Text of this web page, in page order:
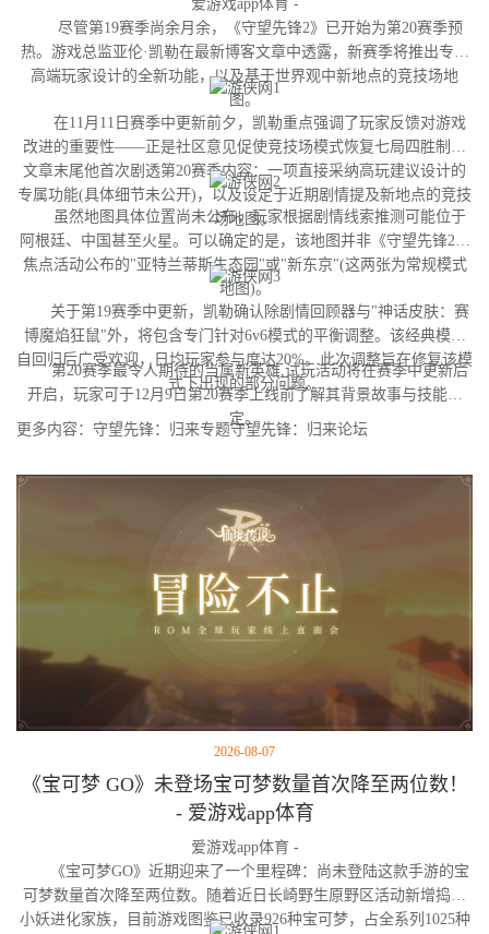
爱游戏app体育 -
尽管第19赛季尚余月余，《守望先锋2》已开始为第20赛季预
热。游戏总监亚伦·凯勒在最新博客文章中透露，新赛季将推出专为
高端玩家设计的全新功能，以及基于世界观中新地点的竞技场地
图。
在11月11日赛季中更新前夕，凯勒重点强调了玩家反馈对游戏
改进的重要性——正是社区意见促使竞技场模式恢复七局四胜制。
文章末尾他首次剧透第20赛季内容：一项直接采纳高玩建议设计的
专属功能(具体细节未公开)，以及设定于近期剧情提及新地点的竞技
场地图。
虽然地图具体位置尚未公布，玩家根据剧情线索推测可能位于
阿根廷、中国甚至火星。可以确定的是，该地图并非《守望先锋2》
焦点活动公布的"亚特兰蒂斯生态园"或"新东京"(这两张为常规模式
地图)。
关于第19赛季中更新，凯勒确认除剧情回顾器与"神话皮肤：赛
博魔焰狂鼠"外，将包含专门针对6v6模式的平衡调整。该经典模式
自回归后广受欢迎，日均玩家参与度达20%。此次调整旨在修复该模
式下出现的部分问题。
第20赛季最令人期待的当属新英雄,试玩活动将在赛季中更新后
开启，玩家可于12月9日第20赛季上线前了解其背景故事与技能设
定。
更多内容：守望先锋：归来专题守望先锋：归来论坛
2026-08-07
《宝可梦 GO》未登场宝可梦数量首次降至两位数！
- 爱游戏app体育
爱游戏app体育 -
《宝可梦GO》近期迎来了一个里程碑：尚未登陆这款手游的宝
可梦数量首次降至两位数。随着近日长崎野生原野区活动新增捣蛋
小妖进化家族，目前游戏图鉴已收录926种宝可梦，占全系列1025种